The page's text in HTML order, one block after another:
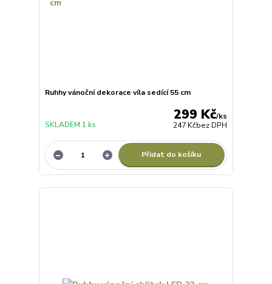
Ruhhy vánoční dekorace víla sedící 55 cm
299 Kč/ks
247 Kčbez DPH
SKLADEM 1 ks
Přidat do košíku